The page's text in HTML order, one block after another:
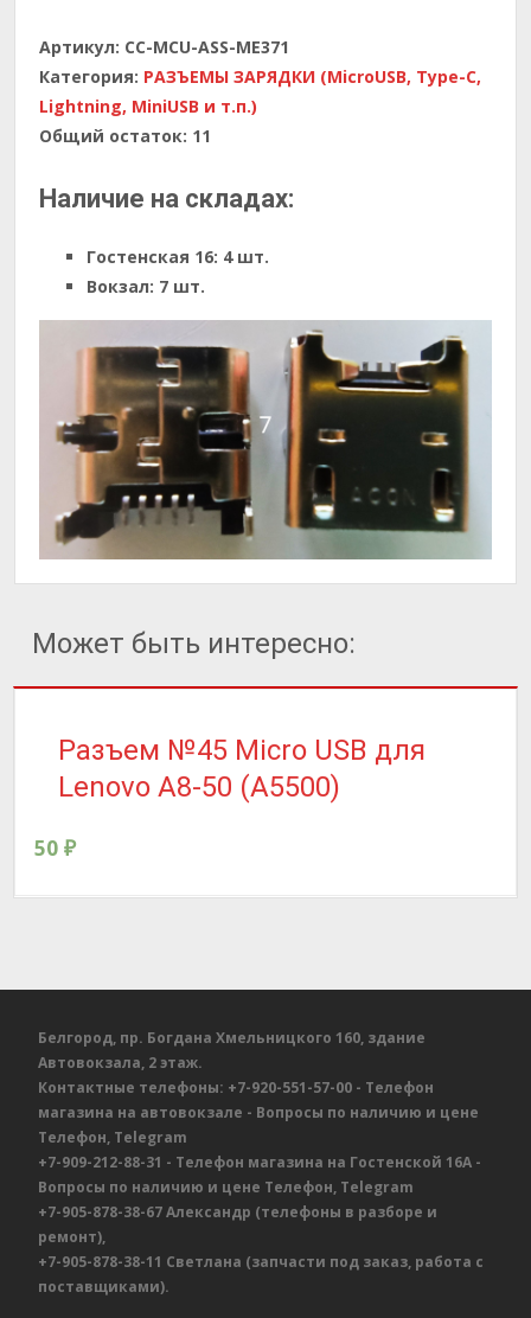
Артикул: CC-MCU-ASS-ME371
Категория: РАЗЪЕМЫ ЗАРЯДКИ (MicroUSB, Type-C,
Lightning, MiniUSB и т.п.)
Общий остаток: 11
Наличие на складах:
Гостенская 16: 4 шт.
Вокзал: 7 шт.
Может быть интересно:
Разъем №45 Micro USB для
Lenovo A8-50 (A5500)
50 ₽
Белгород, пр. Богдана Хмельницкого 160, здание
Автовокзала, 2 этаж.
Контактные телефоны: +7-920-551-57-00 - Телефон
магазина на автовокзале - Вопросы по наличию и цене
Телефон, Telegram
+7-909-212-88-31 - Телефон магазина на Гостенской 16А -
Вопросы по наличию и цене Телефон, Telegram
+7-905-878-38-67Александр (телефоны в разборе и
ремонт),
+7-905-878-38-11 Светлана (запчасти под заказ, работа с
поставщиками).